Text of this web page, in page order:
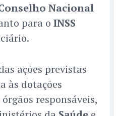
Nacional
para o INSS
ações previstas
às dotações
responsáveis,